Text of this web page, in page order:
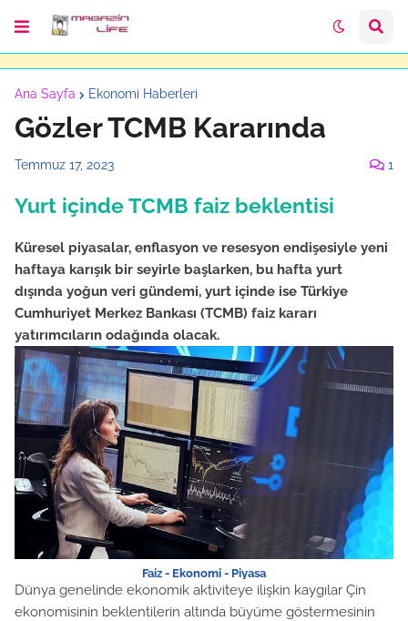
Ana Sayfa Ekonomi Haberleri
Gözler TCMB Kararında
Temmuz 17, 2023 1
Yurt içinde TCMB faiz beklentisi
Küresel piyasalar, enflasyon ve resesyon endişesiyle yeni
haftaya karışık bir seyirle başlarken, bu hafta yurt
dışında yoğun veri gündemi, yurt içinde ise Türkiye
Cumhuriyet Merkez Bankası (TCMB) faiz kararı
yatırımcıların odağında olacak.
Faiz - Ekonomi - Piyasa
Dünya genelinde ekonomik aktiviteye ilişkin kaygılar Çin
ekonomisinin beklentilerin altında büyüme göstermesinin